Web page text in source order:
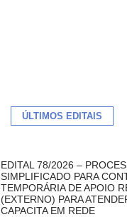
ÚLTIMOS EDITAIS
EDITAL 78/2026 –
SIMPLIFICADO PARA
TEMPORÁRIA DE APOIO
(EXTERNO) PARA
CAPACITA EM REDE